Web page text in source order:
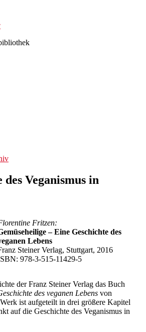
Veganismus in
Fritzen:
– Eine Geschichte des
Lebens
Steiner Verlag, Stuttgart, 2016
978-3-515-11429-5
der Franz Steiner Verlag das Buch
des veganen Lebens von
ist aufgeteilt in drei größere Kapitel
auf die Geschichte des Veganismus in